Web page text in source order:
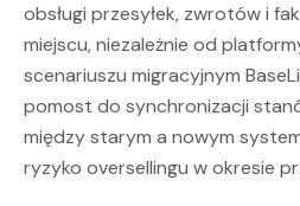
obsługi przesyłek, zwrotów i
miejscu, niezależnie od
scenariuszu migracyjnym
pomost do synchronizacji
między starym a nowym
ryzyko oversellingu w okresie